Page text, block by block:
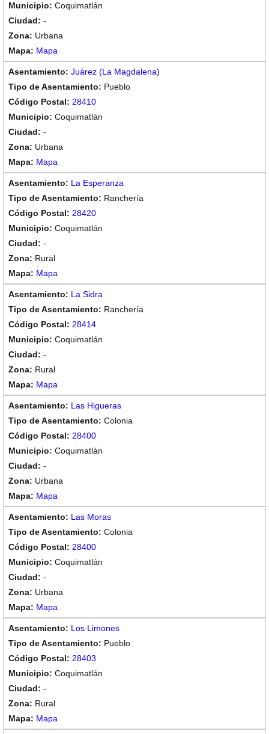
Coquimatlán
-
Urbana
Mapa
Juárez (La Magdalena)
Pueblo
28410
Coquimatlán
-
Urbana
Mapa
La Esperanza
Ranchería
28420
Coquimatlán
-
Rural
Mapa
La Sidra
Ranchería
28414
Coquimatlán
-
Rural
Mapa
Las Higueras
Colonia
28400
Coquimatlán
-
Urbana
Mapa
Las Moras
Colonia
28400
Coquimatlán
-
Urbana
Mapa
Los Limones
Pueblo
28403
Coquimatlán
-
Rural
Mapa